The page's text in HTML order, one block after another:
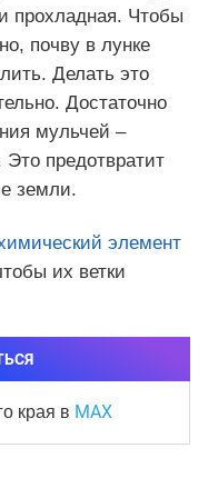
прохладная. Чтобы
почву в лунке
Делать это
Достаточно
мульчей –
предотвратит
земли.
элемент
их ветки
края в MAX